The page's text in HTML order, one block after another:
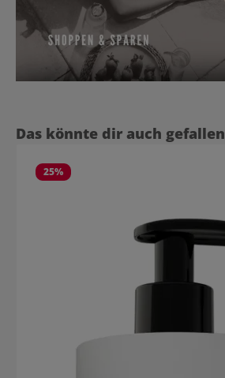
Produktgalerie überspringen
Das könnte dir auch gefallen
25%